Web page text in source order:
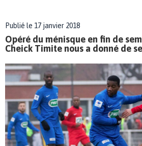
Publié le 17 janvier 2018
Opéré du ménisque en fin de
Cheick Timite nous a donné de